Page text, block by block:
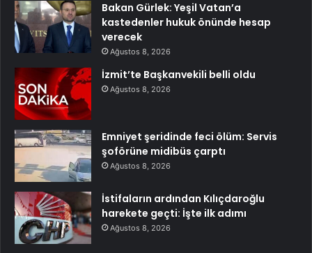
Bakan Gürlek: Yeşil Vatan’a
kastedenler hukuk önünde hesap
verecek
Ağustos 8, 2026
İzmit’te Başkanvekili belli oldu
Ağustos 8, 2026
Emniyet şeridinde feci ölüm: Servis
şoförüne midibüs çarptı
Ağustos 8, 2026
İstifaların ardından Kılıçdaroğlu
harekete geçti: İşte ilk adımı
Ağustos 8, 2026